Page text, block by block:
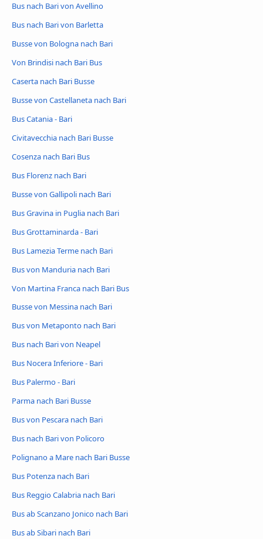
Bus nach Bari von Avellino
Bus nach Bari von Barletta
Busse von Bologna nach Bari
Von Brindisi nach Bari Bus
Caserta nach Bari Busse
Busse von Castellaneta nach Bari
Bus Catania - Bari
Civitavecchia nach Bari Busse
Cosenza nach Bari Bus
Bus Florenz nach Bari
Busse von Gallipoli nach Bari
Bus Gravina in Puglia nach Bari
Bus Grottaminarda - Bari
Bus Lamezia Terme nach Bari
Bus von Manduria nach Bari
Von Martina Franca nach Bari Bus
Busse von Messina nach Bari
Bus von Metaponto nach Bari
Bus nach Bari von Neapel
Bus Nocera Inferiore - Bari
Bus Palermo - Bari
Parma nach Bari Busse
Bus von Pescara nach Bari
Bus nach Bari von Policoro
Polignano a Mare nach Bari Busse
Bus Potenza nach Bari
Bus Reggio Calabria nach Bari
Bus ab Scanzano Jonico nach Bari
Bus ab Sibari nach Bari